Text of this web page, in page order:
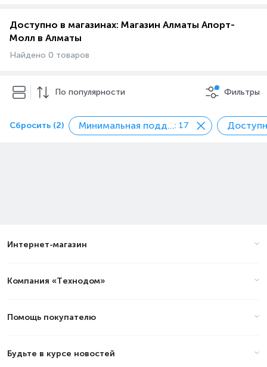
Доступно в магазинах: Магазин Алматы Апорт-
Молл в Алматы
Найдено 0 товаров
По популярности Фильтры
Сбросить (2) Минимальная поддерживаемая диагональ, дюйм: 17
Интернет-магазин
Компания «Технодом»
Помощь покупателю
Будьте в курсе новостей